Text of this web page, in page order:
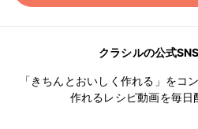
クラシルの公式
「きちんとおいしく作れる」をコ
作れるレシピ動画を毎日